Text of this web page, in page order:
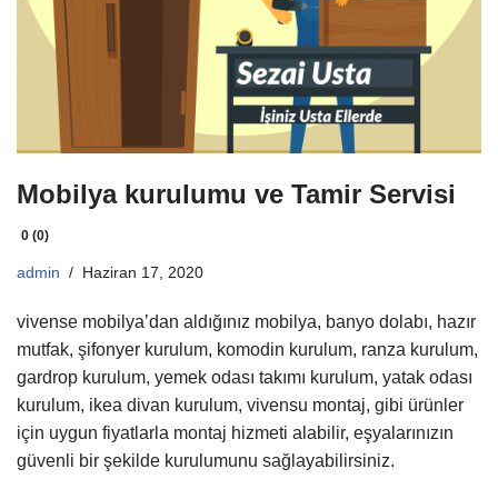
Mobilya kurulumu ve Tamir Servisi
0 (0)
admin Haziran 17, 2020
vivense mobilya’dan aldığınız mobilya, banyo dolabı, hazır
mutfak, şifonyer kurulum, komodin kurulum, ranza kurulum,
gardrop kurulum, yemek odası takımı kurulum, yatak odası
kurulum, ikea divan kurulum, vivensu montaj, gibi ürünler
için uygun fiyatlarla montaj hizmeti alabilir, eşyalarınızın
güvenli bir şekilde kurulumunu sağlayabilirsiniz.